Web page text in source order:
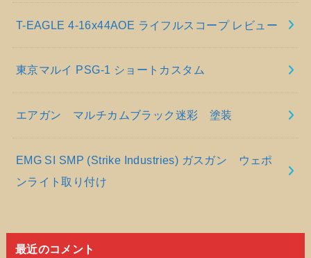
T-EAGLE 4-16x44AOE ライフルスコープ レビュー
東京マルイ PSG-1 ショートカスタム
エアガン マルチカムブラック迷彩 塗装
EMG SI SMP (Strike Industries) ガスガン ウェポ
ンライト取り付け
最近のコメント